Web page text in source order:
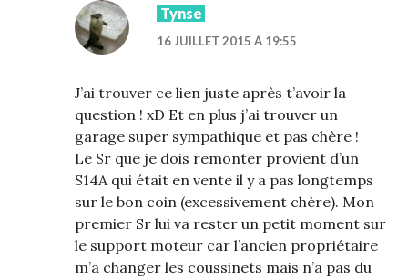
Tynse
16 JUILLET 2015 À 19:55
J’ai trouver ce lien juste après t’avoir la
question ! xD Et en plus j’ai trouver un
garage super sympathique et pas chère !
Le Sr que je dois remonter provient d’un
S14A qui était en vente il y a pas longtemps
sur le bon coin (excessivement chère). Mon
premier Sr lui va rester un petit moment sur
le support moteur car l’ancien propriétaire
m’a changer les coussinets mais n’a pas du